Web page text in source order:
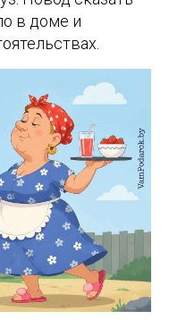
в доме и